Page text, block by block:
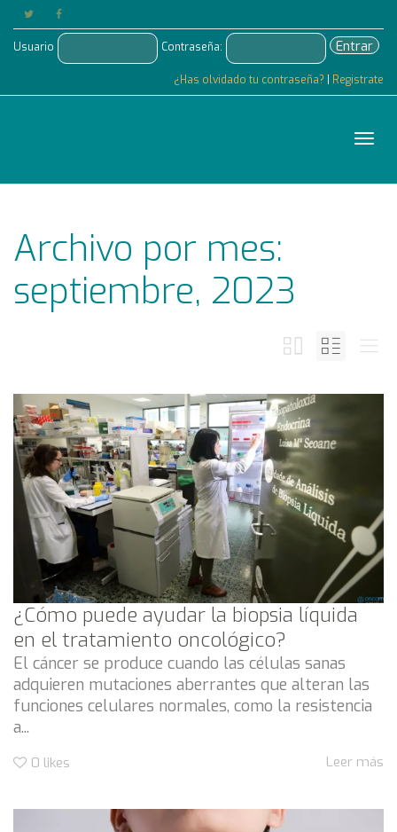
Usuario Contraseña: Entrar
¿Has olvidado tu contraseña? Registrate
Archivo por mes:
septiembre, 2023
¿Cómo puede ayudar la biopsia líquida
en el tratamiento oncológico?
El cáncer se produce cuando las células sanas
adquieren mutaciones aberrantes que alteran las
funciones celulares normales, como la resistencia
a...
0 likes Leer más